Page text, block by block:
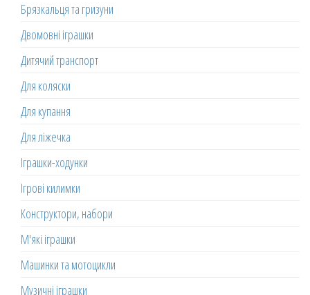
Брязкальця та гризуни
Двомовні іграшки
Дитячий транспорт
Для коляски
Для купання
Для ліжечка
Іграшки-ходунки
Ігрові килимки
Конструктори, набори
М'які іграшки
Машинки та мотоцикли
Музичні іграшки